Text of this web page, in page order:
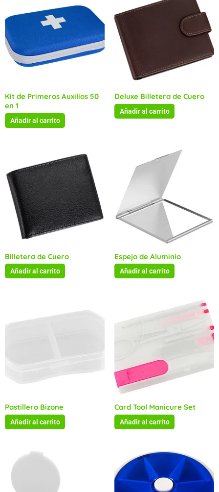
Kit de Primeros Auxilios 50
en 1
Añadir al carrito
Deluxe Billetera de Cuero
Añadir al carrito
Billetera de Cuero
Añadir al carrito
Espejo de Aluminio
Añadir al carrito
Pastillero Bizone
Añadir al carrito
Card Tool Manicure Set
Añadir al carrito